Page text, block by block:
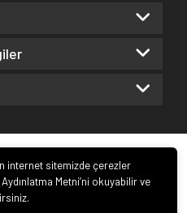
internet sitemizde çerezler
Metni’ni okuyabilir ve